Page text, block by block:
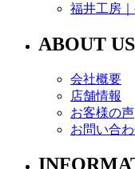
福井工房
ABOUT US
会社概要
店舗情報
お客様の声
お問い合